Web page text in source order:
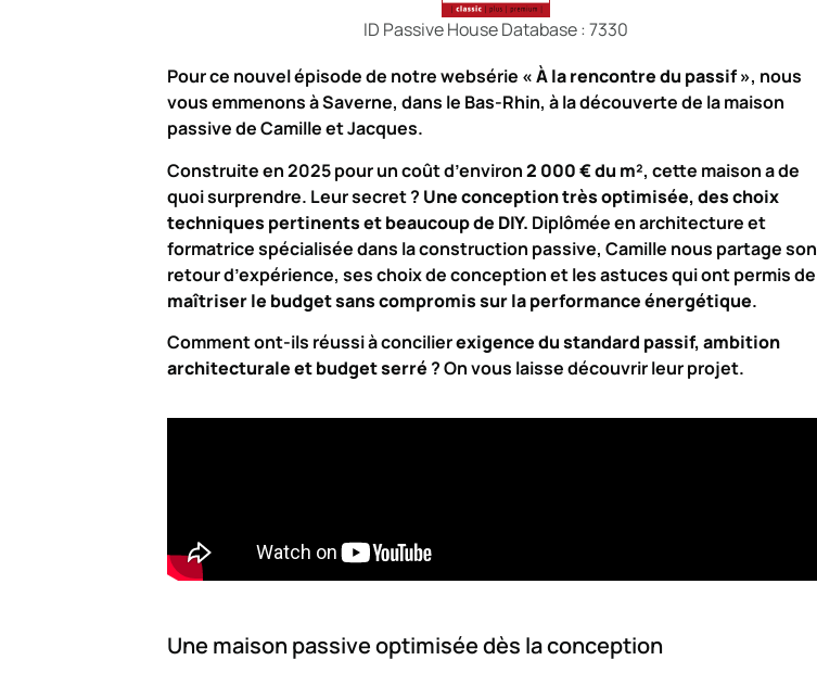
ID Passive House Database : 7330
Pour ce nouvel épisode de notre websérie « À la rencontre du passif », nous
vous emmenons à Saverne, dans le Bas-Rhin, à la découverte de la maison
passive de Camille et Jacques.
Construite en 2025 pour un coût d’environ2 000 € du m², cette maison a de
quoi surprendre. Leur secret ? Une conception très optimisée, des choix
techniques pertinents et beaucoup de DIY. Diplômée en architecture et
formatrice spécialisée dans la construction passive, Camille nous partage son
retour d’expérience, ses choix de conception et les astuces qui ont permis de
maîtriser le budget sans compromis sur la performance énergétique.
Comment ont-ils réussi à concilierexigence du standard passif, ambition
architecturale et budget serré ? On vous laisse découvrir leur projet.
Une maison passive optimisée dès la conception